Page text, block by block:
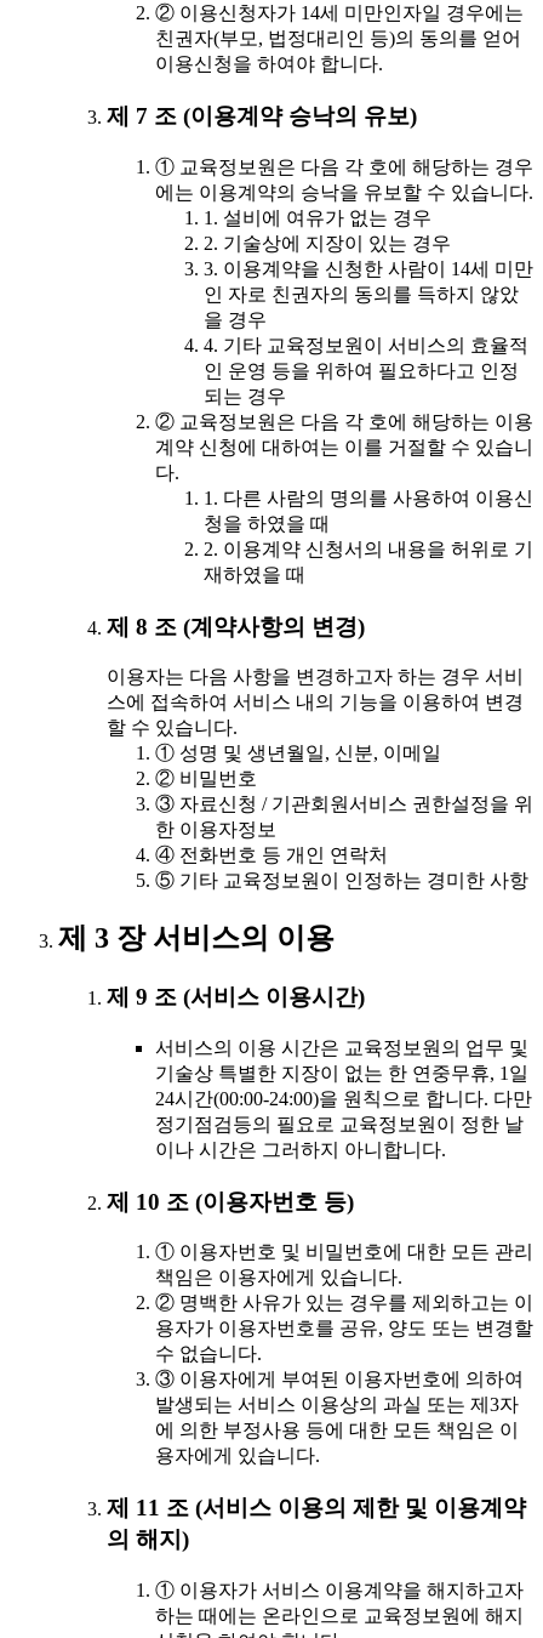
② 이용신청자가 14세 미만인자일 경우에는
친권자(부모, 법정대리인 등)의 동의를 얻어
이용신청을 하여야 합니다.
제 7 조 (이용계약 승낙의 유보)
① 교육정보원은 다음 각 호에 해당하는 경우
에는 이용계약의 승낙을 유보할 수 있습니다.
1. 설비에 여유가 없는 경우
2. 기술상에 지장이 있는 경우
3. 이용계약을 신청한 사람이 14세 미만
인 자로 친권자의 동의를 득하지 않았
을 경우
4. 기타 교육정보원이 서비스의 효율적
인 운영 등을 위하여 필요하다고 인정
되는 경우
② 교육정보원은 다음 각 호에 해당하는 이용
계약 신청에 대하여는 이를 거절할 수 있습니
다.
1. 다른 사람의 명의를 사용하여 이용신
청을 하였을 때
2. 이용계약 신청서의 내용을 허위로 기
재하였을 때
제 8 조 (계약사항의 변경)
이용자는 다음 사항을 변경하고자 하는 경우 서비
스에 접속하여 서비스 내의 기능을 이용하여 변경
할 수 있습니다.
① 성명 및 생년월일, 신분, 이메일
② 비밀번호
③ 자료신청 / 기관회원서비스 권한설정을 위
한 이용자정보
④ 전화번호 등 개인 연락처
⑤ 기타 교육정보원이 인정하는 경미한 사항
제 3 장 서비스의 이용
제 9 조 (서비스 이용시간)
서비스의 이용 시간은 교육정보원의 업무 및
기술상 특별한 지장이 없는 한 연중무휴, 1일
24시간(00:00-24:00)을 원칙으로 합니다. 다만
정기점검등의 필요로 교육정보원이 정한 날
이나 시간은 그러하지 아니합니다.
제 10 조 (이용자번호 등)
① 이용자번호 및 비밀번호에 대한 모든 관리
책임은 이용자에게 있습니다.
② 명백한 사유가 있는 경우를 제외하고는 이
용자가 이용자번호를 공유, 양도 또는 변경할
수 없습니다.
③ 이용자에게 부여된 이용자번호에 의하여
발생되는 서비스 이용상의 과실 또는 제3자
에 의한 부정사용 등에 대한 모든 책임은 이
용자에게 있습니다.
제 11 조 (서비스 이용의 제한 및 이용계약
의 해지)
① 이용자가 서비스 이용계약을 해지하고자
하는 때에는 온라인으로 교육정보원에 해지